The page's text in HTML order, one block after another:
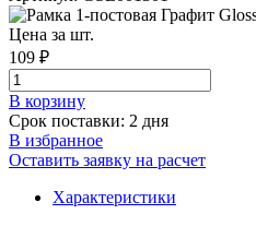
Цена за шт.
109 ₽
В корзинy
Срок поставки: 2 дня
В избранное
Оставить заявку на расчет
Характеристики